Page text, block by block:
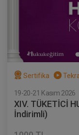
Sertifika
19-20-21 Kasım 2026
XIV. TÜKETİCİ
İndirimli)